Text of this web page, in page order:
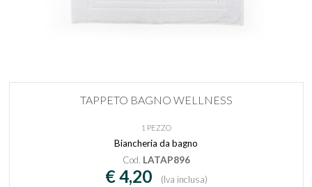
TAPPETO BAGNO WELLNESS
1 PEZZO
Biancheria da bagno
Cod. LATAP896
€ 4,20 (Iva inclusa)